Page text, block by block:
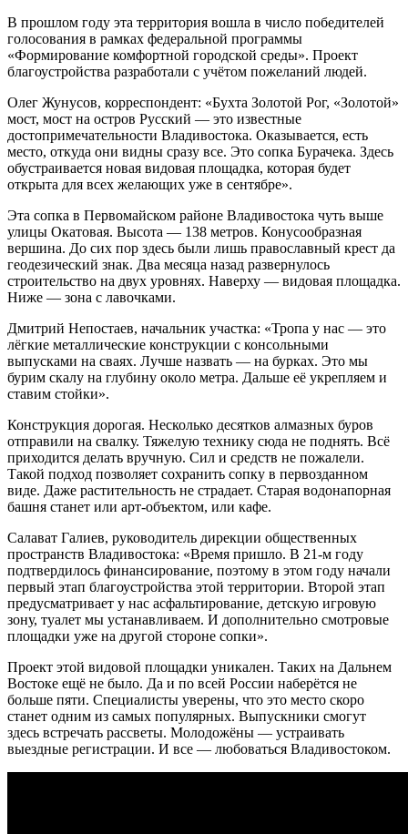
В прошлом году эта территория вошла в число победителей
голосования в рамках федеральной программы
«Формирование комфортной городской среды». Проект
благоустройства разработали с учётом пожеланий людей.
Олег Жунусов, корреспондент: «Бухта Золотой Рог, «Золотой»
мост, мост на остров Русский — это известные
достопримечательности Владивостока. Оказывается, есть
место, откуда они видны сразу все. Это сопка Бурачека. Здесь
обустраивается новая видовая площадка, которая будет
открыта для всех желающих уже в сентябре».
Эта сопка в Первомайском районе Владивостока чуть выше
улицы Окатовая. Высота — 138 метров. Конусообразная
вершина. До сих пор здесь были лишь православный крест да
геодезический знак. Два месяца назад развернулось
строительство на двух уровнях. Наверху — видовая площадка.
Ниже — зона с лавочками.
Дмитрий Непостаев, начальник участка: «Тропа у нас — это
лёгкие металлические конструкции с консольными
выпусками на сваях. Лучше назвать — на бурках. Это мы
бурим скалу на глубину около метра. Дальше её укрепляем и
ставим стойки».
Конструкция дорогая. Несколько десятков алмазных буров
отправили на свалку. Тяжелую технику сюда не поднять. Всё
приходится делать вручную. Сил и средств не пожалели.
Такой подход позволяет сохранить сопку в первозданном
виде. Даже растительность не страдает. Старая водонапорная
башня станет или арт-объектом, или кафе.
Салават Галиев, руководитель дирекции общественных
пространств Владивостока: «Время пришло. В 21-м году
подтвердилось финансирование, поэтому в этом году начали
первый этап благоустройства этой территории. Второй этап
предусматривает у нас асфальтирование, детскую игровую
зону, туалет мы устанавливаем. И дополнительно смотровые
площадки уже на другой стороне сопки».
Проект этой видовой площадки уникален. Таких на Дальнем
Востоке ещё не было. Да и по всей России наберётся не
больше пяти. Специалисты уверены, что это место скоро
станет одним из самых популярных. Выпускники смогут
здесь встречать рассветы. Молодожёны — устраивать
выездные регистрации. И все — любоваться Владивостоком.